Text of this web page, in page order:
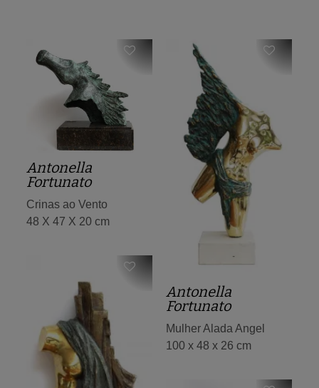
Antonella
Fortunato
Crinas ao Vento
48 X 47 X 20 cm
Antonella
Fortunato
Mulher Alada Angel
100 x 48 x 26 cm